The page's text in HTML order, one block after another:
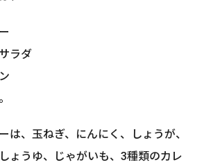
ラダ
は、玉ねぎ、にんにく、しょうが、
ょうゆ、じゃがいも、3種類のカレ